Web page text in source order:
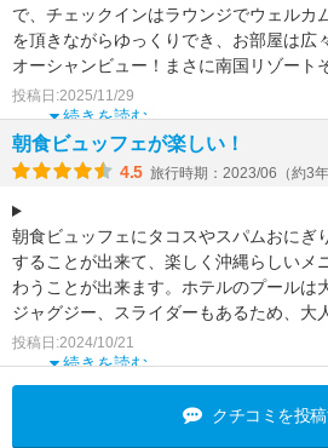
で、チェックインはラウンジでウェルカ
を頂きながらゆっくりでき、お部屋は広
オーシャンビュー！まさに南国リゾート
した。
ガーデ続きを読む
投稿日:2025/11/29
朝食ビュッフェが楽しい！
4.5 旅行時期：2023/06（約3年
朝食ビュッフェにタコスやスパムおにぎ
することが出来て、楽しく沖縄らしいメ
わうことが出来ます。ホテルのプールは
ジャグジー、スライダーもあるため、大
も楽しめます。お
続きを読む
投稿日:2024/10/21
クチコミを投